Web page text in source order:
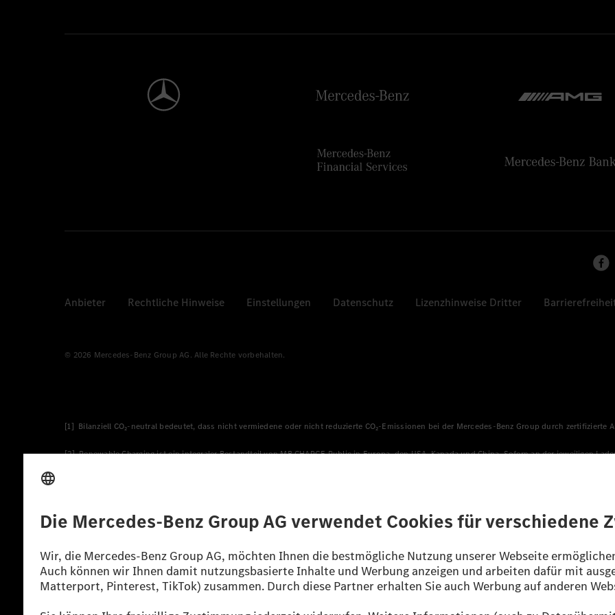
Anbieter Rechtliche Hinweise Einstellungen Datenschutz Lizenzhinweise Dritter
© 2026 Mercedes-Benz Group AG. Alle Rechte vorbehalten.
[1] Bilanziell CO₂-neutral bedeutet, dass nicht vermiedene oder nicht reduzierte CO₂-Emissionen bei der Mercedes-Benz Group durch zertifizierte
[2] Renewable Charging ist ein integraler Bestandteil von MB.CHARGE Public in Europa, den USA, Kanada und China. Sofern an der jeweiligen
* Die angegebenen Werte wurden nach dem vorgeschriebenen Messverfahren WLTP (Worldwide harmonised Light vehicles Test Procedure)
europäischen Markt. Der Energieverbrauch und der CO₂-Ausstoß eines Pkw sind nicht nur von der effizienten Ausnutzung des Kraftstoffs bzw.
** Der Stromverbrauch wurde auf der Grundlage der VO 692/2008/EG nach NEFZ ermittelt. Der Stromverbrauch ist abhängig von der
*** Angaben zum Stromverbrauch und zur Reichweite sind vorläufig und wurden intern nach Maßgabe der Zertifizierungsmethode „WLTP-